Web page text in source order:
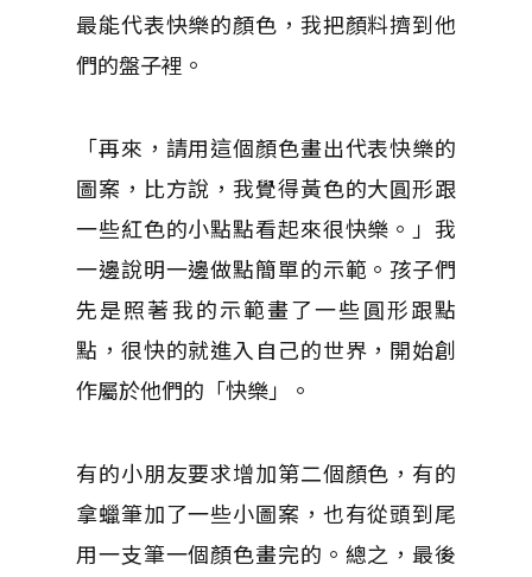
最能代表快樂的顏色，我把顏料擠到他
們的盤子裡。
「再來，請用這個顏色畫出代表快樂的
圖案，比方說，我覺得黃色的大圓形跟
一些紅色的小點點看起來很快樂。」我
一邊說明一邊做點簡單的示範。孩子們
先是照著我的示範畫了一些圓形跟點
點，很快的就進入自己的世界，開始創
作屬於他們的「快樂」。
有的小朋友要求增加第二個顏色，有的
拿蠟筆加了一些小圖案，也有從頭到尾
用一支筆一個顏色畫完的。總之，最後